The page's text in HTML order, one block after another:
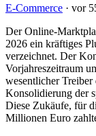
E-Commerce · vor
Der Online-
2026 ein kräftiges
verzeichnet. Der
Vorjahreszeitraum
wesentlicher
Konsolidierung der
Diese Zukäufe, für
Millionen Euro